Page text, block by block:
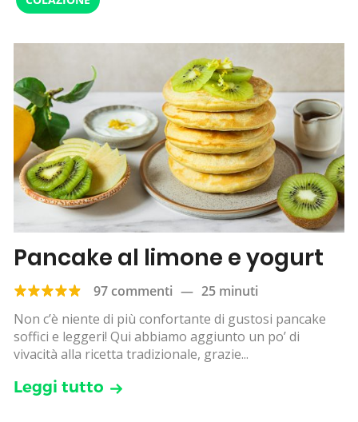
Pancake al limone e yogurt
97 commenti — 25 minuti
Non c’è niente di più confortante di gustosi pancake
soffici e leggeri! Qui abbiamo aggiunto un po’ di
vivacità alla ricetta tradizionale, grazie...
Leggi tutto